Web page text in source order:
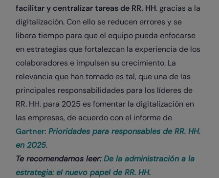
facilitar y centralizar tareas de RR. HH. gracias a la
digitalización. Con ello se reducen errores y se
libera tiempo para que el equipo pueda enfocarse
en estrategias que fortalezcan la experiencia de los
colaboradores e impulsen su crecimiento. La
relevancia que han tomado es tal, que una de las
principales responsabilidades para los líderes de
RR. HH. para 2025 es fomentar la digitalización en
las empresas, de acuerdo con el informe de
Gartner: Prioridades para responsables de RR. HH.
en 2025.
Te recomendamos leer:De la administración a la
estrategia: el nuevo papel de RR. HH.